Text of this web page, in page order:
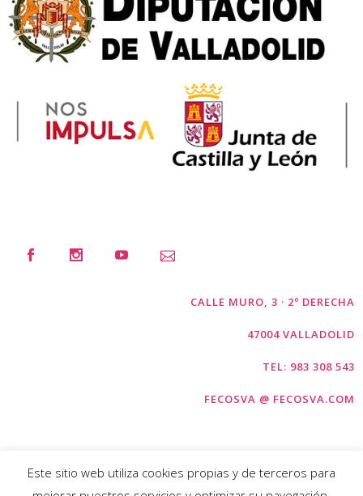
CALLE MURO, 3 · 2º DERECHA
47004 VALLADOLID
TEL: 983 308 543
FECOSVA @ FECOSVA.COM
Este sitio web utiliza cookies propias y de terceros para